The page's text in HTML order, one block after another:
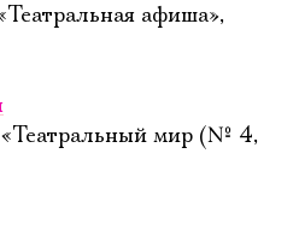
афиша»,
«Театральный мир (№ 4,